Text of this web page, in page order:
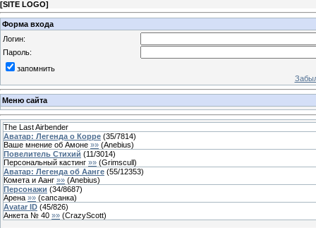
[SITE LOGO]
Форма входа
Логин:
Пароль:
запомнить
Меню сайта
The Last Airbender
Аватар: Легенда о Корре (35/7814)
Ваше мнение об Амоне »» (Anebius)
Повелитель Стихий (11/3014)
Персональный кастинг »» (Grimscull)
Аватар: Легенда об Аанге (55/12353)
Комета и Аанг »» (Anebius)
Персонажи (34/8687)
Арена »» (сапсанка)
Avatar ID (45/826)
Анкета № 40 »» (CrazyScott)